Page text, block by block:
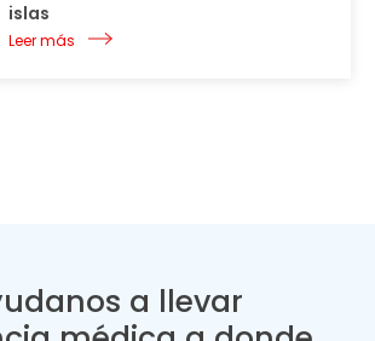
islas
Leer más
a llevar